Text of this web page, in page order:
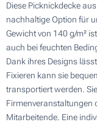
Diese Picknickdecke
nachhaltige Option für
Gewicht von 140 g/m²
auch bei feuchten
Dank ihres Designs
Fixieren kann sie
transportiert werden.
Firmenveranstaltungen
Mitarbeitende. Eine